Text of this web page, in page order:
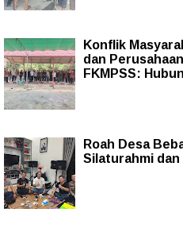
Konflik
dan
FKMPSS:
Roah Desa
Silaturahmi